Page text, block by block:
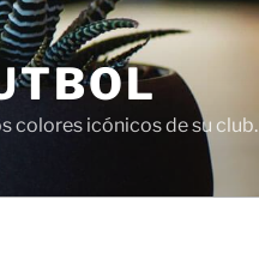
colores icónicos de su club.